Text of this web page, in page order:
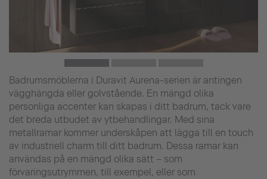
Badrumsmöblerna i Duravit Aurena-serien är antingen
vägghängda eller golvstående. En mängd olika
personliga accenter kan skapas i ditt badrum, tack vare
det breda utbudet av ytbehandlingar. Med sina
metallramar kommer underskåpen att lägga till en touch
av industriell charm till ditt badrum. Dessa ramar kan
användas på en mängd olika sätt – som
förvaringsutrymmen, till exempel, eller som